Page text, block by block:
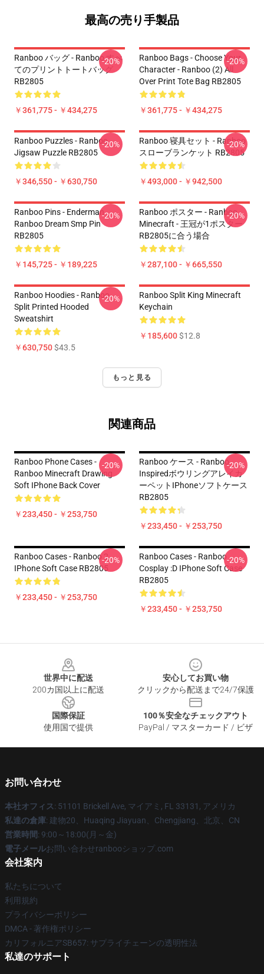
最高の売り手製品
Ranboo バッグ - Ranboo すべ
てのプリントトートバッグ
RB2805
￥361,775 - ￥434,275
-20%
Ranboo Bags - Choose Your
Character - Ranboo (2) All
Over Print Tote Bag RB2805
￥361,775 - ￥434,275
-20%
Ranboo Puzzles - Ranboo
Jigsaw Puzzle RB2805
￥346,550 - ￥630,750
-20%
Ranboo 寝具セット - Ranboo
スローブランケット RB2805
￥493,000 - ￥942,500
-20%
Ranboo Pins - Enderman
Ranboo Dream Smp Pin
RB2805
￥145,725 - ￥189,225
-20%
Ranboo ポスター - Ranboo
Minecraft - 王冠が1ポスター
RB2805に合う場合
￥287,100 - ￥665,550
-20%
Ranboo Hoodies - Ranboo
Split Printed Hooded
Sweatshirt
￥630,750$43.5
-20%
Ranboo Split King Minecraft
Keychain
￥185,600$12.8
もっと見る
関連商品
Ranboo Phone Cases -
Ranboo Minecraft Drawing
Soft IPhone Back Cover
￥233,450 - ￥253,750
-20%
Ranboo ケース - Ranboo
Inspiredボウリングアレイカ
ーペットiPhoneソフトケース
RB2805
￥233,450 - ￥253,750
-20%
Ranboo Cases - Ranboo 2
IPhone Soft Case RB2805
￥233,450 - ￥253,750
-20%
Ranboo Cases - Ranboo
Cosplay :D IPhone Soft Case
RB2805
￥233,450 - ￥253,750
-20%
世界中に配送
200カ国以上に配送
安心してお買い物
クリックから配送まで24/7保護
国際保証
使用国で提供
100％安全なチェックアウト
PayPal / マスターカード / ビザ
お問い合わせ
本社オフィス: 51101 Brickell Ave, マイアミ, FL 33131, アメリカ
私達の倉庫: 建物20、Huaqing Jiayuan、Chengjiang、北京、CN
営業時間: 9:00～18:00(月～金)
電子メールお問い合わせranbooショップ.com
会社案内
私たちについて
利用規約
プライバシーポリシー
DMCA - 著作権ポリシー
カリフォルニアSB657: サプライチェーンの透明性法
私達のサポート